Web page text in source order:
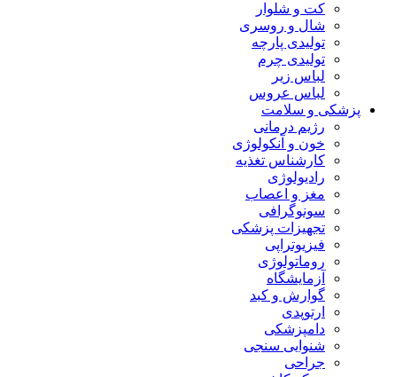
کت و شلوار
شال و روسری
تولیدی پارچه
تولیدی چرم
لباس زیر
لباس عروس
پزشکی و سلامت
رژیم درمانی
خون و آنکولوژی
کارشناس تغذیه
رادیولوژی
مغز و اعصاب
سونوگرافی
تجهیزات پزشکی
فیزیوتراپی
روماتولوژی
آزمایشگاه
گوارش و کبد
ارتوپدی
دامپزشکی
شنوایی سنجی
جراحی